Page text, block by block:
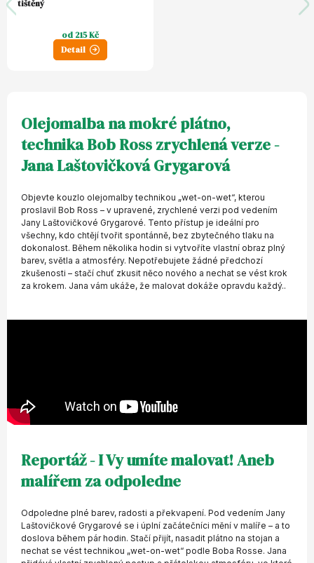
tištěný
od 215 Kč
Detail
Olejomalba na mokré plátno,
technika Bob Ross zrychlená verze -
Jana Laštovičková Grygarová
Objevte kouzlo olejomalby technikou „wet-on-wet“, kterou
proslavil Bob Ross – v upravené, zrychlené verzi pod vedením
Jany Laštovičkové Grygarové. Tento přístup je ideální pro
všechny, kdo chtějí tvořit spontánně, bez zbytečného tlaku na
dokonalost. Během několika hodin si vytvoříte vlastní obraz plný
barev, světla a atmosféry. Nepotřebujete žádné předchozí
zkušenosti – stačí chuť zkusit něco nového a nechat se vést krok
za krokem. Jana vám ukáže, že malovat dokáže opravdu každý..
Reportáž - I Vy umíte malovat! Aneb
malířem za odpoledne
Odpoledne plné barev, radosti a překvapení. Pod vedením Jany
Laštovičkové Grygarové se i úplní začátečníci mění v malíře – a to
doslova během pár hodin. Stačí přijít, nasadit plátno na stojan a
nechat se vést technikou „wet-on-wet“ podle Boba Rosse. Jana